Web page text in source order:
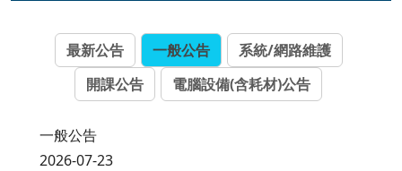
最新公告 一般公告
系統/網路維護
開課公告
電腦設備(含耗材)公告
一般公告
2026-07-23